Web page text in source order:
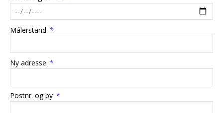
Målerstand
Ny adresse
Postnr. og by